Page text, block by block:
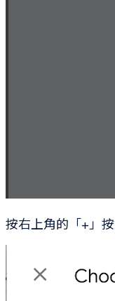
按右上角的「+」